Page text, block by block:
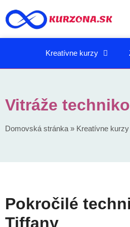
Kreatívne kurzy
Vitráže
Domovská stránka» Kreatívne kurzy
Pokročilé
Tiffany